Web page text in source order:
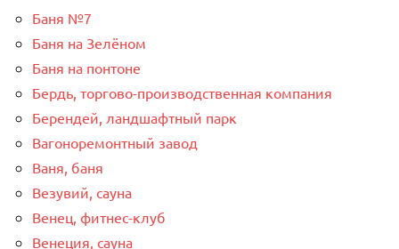
Баня №7
Баня на Зелёном
Баня на понтоне
Бердь, торгово-производственная компания
Берендей, ландшафтный парк
Вагоноремонтный завод
Ваня, баня
Везувий, сауна
Венец, фитнес-клуб
Венеция, сауна